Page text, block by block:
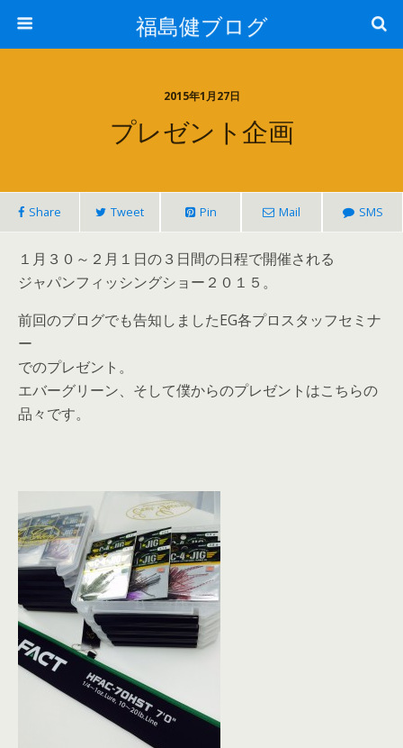
福島健ブログ
2015年1月27日
プレゼント企画
Share Tweet Pin Mail SMS
１月３０～２月１日の３日間の日程で開催される
ジャパンフィッシングショー２０１５。
前回のブログでも告知しましたEG各プロスタッフセミナ
ー
でのプレゼント。
エバーグリーン、そして僕からのプレゼントはこちらの
品々です。